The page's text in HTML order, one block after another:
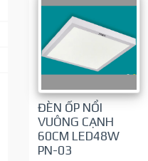
ĐÈN ỐP NỔI
VUÔNG CẠNH
60CM LED48W
PN-03